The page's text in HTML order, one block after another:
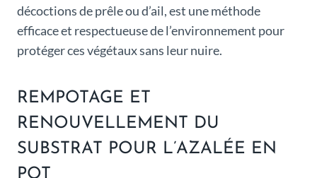
décoctions de prêle ou d’ail, est une méthode
efficace et respectueuse de l’environnement pour
protéger ces végétaux sans leur nuire.
REMPOTAGE ET
RENOUVELLEMENT DU
SUBSTRAT POUR L’AZALÉE EN